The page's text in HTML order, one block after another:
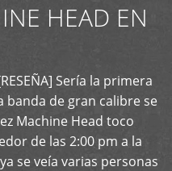
HEAD EN
Sería la primera
banda de gran calibre se
Machine Head toco
de las 2:00 pm a la
se veía varias personas